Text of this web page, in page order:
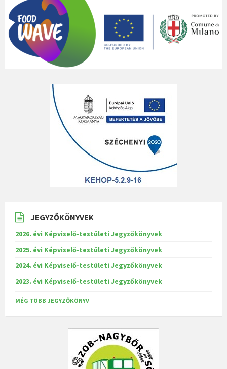
JEGYZŐKÖNYVEK
2026. évi Képviselő-testületi Jegyzőkönyvek
2025. évi Képviselő-testületi Jegyzőkönyvek
2024. évi Képviselő-testületi Jegyzőkönyvek
2023. évi Képviselő-testületi Jegyzőkönyvek
MÉG TÖBB JEGYZŐKÖNYV